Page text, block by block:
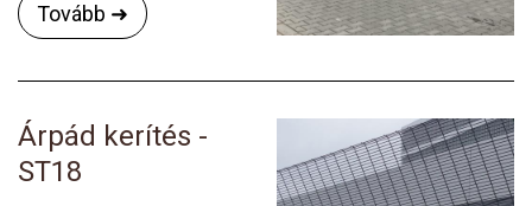
Tovább ➜
Árpád kerítés -
ST18